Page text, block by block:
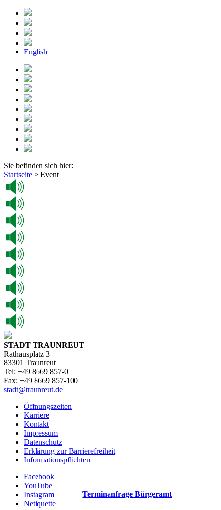
English
Sie befinden sich hier:
Startseite > Event
STADT TRAUNREUT
Rathausplatz 3
83301 Traunreut
Tel: +49 8669 857-0
Fax: +49 8669 857-100
stadt@traunreut.de
Öffnungszeiten
Karriere
Kontakt
Impressum
Datenschutz
Erklärung zur Barrierefreiheit
Informationspflichten
Facebook
YouTube
Instagram
Netiquette
Terminanfrage Bürgeramt